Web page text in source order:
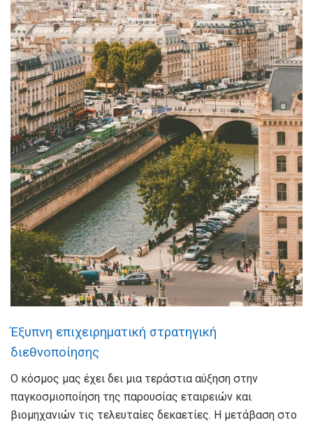
Έξυπνη επιχειρηματική στρατηγική
διεθνοποίησης
Ο κόσμος μας έχει δει μια τεράστια αύξηση στην
παγκοσμιοποίηση της παρουσίας εταιρειών και
βιομηχανιών τις τελευταίες δεκαετίες. Η μετάβαση στο